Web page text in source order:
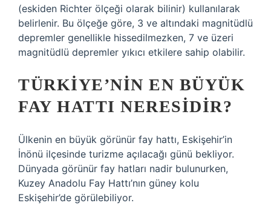
(eskiden Richter ölçeği olarak bilinir) kullanılarak
belirlenir. Bu ölçeğe göre, 3 ve altındaki magnitüdlü
depremler genellikle hissedilmezken, 7 ve üzeri
magnitüdlü depremler yıkıcı etkilere sahip olabilir.
TÜRKIYE’NIN EN BÜYÜK
FAY HATTI NERESIDIR?
Ülkenin en büyük görünür fay hattı, Eskişehir’in
İnönü ilçesinde turizme açılacağı günü bekliyor.
Dünyada görünür fay hatları nadir bulunurken,
Kuzey Anadolu Fay Hattı’nın güney kolu
Eskişehir’de görülebiliyor.